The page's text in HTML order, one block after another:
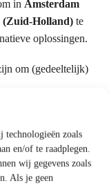
technologieën zoals
en/of te raadplegen.
wij gegevens zoals
Als je geen
in Amsterdam
(Zuid-Holland) te
oplossingen.
om (gedeeltelijk)